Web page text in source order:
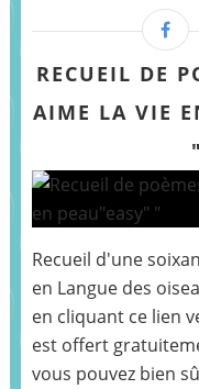
RECUEIL DE
AIME LA VIE
"
Recueil d'une
en Langue des
en cliquant ce lien
est offert
vous pouvez bien